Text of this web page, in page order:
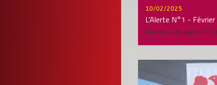
10/02/2025
L'Alerte N°1 -
l'Alerte, 4 feuillets CGT-